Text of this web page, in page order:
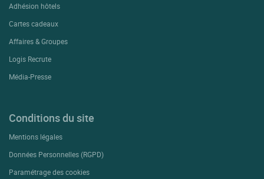
Adhésion hôtels
Cartes cadeaux
Affaires & Groupes
Logis Recrute
Média-Presse
Conditions du site
Mentions légales
Données Personnelles (RGPD)
Paramétrage des cookies